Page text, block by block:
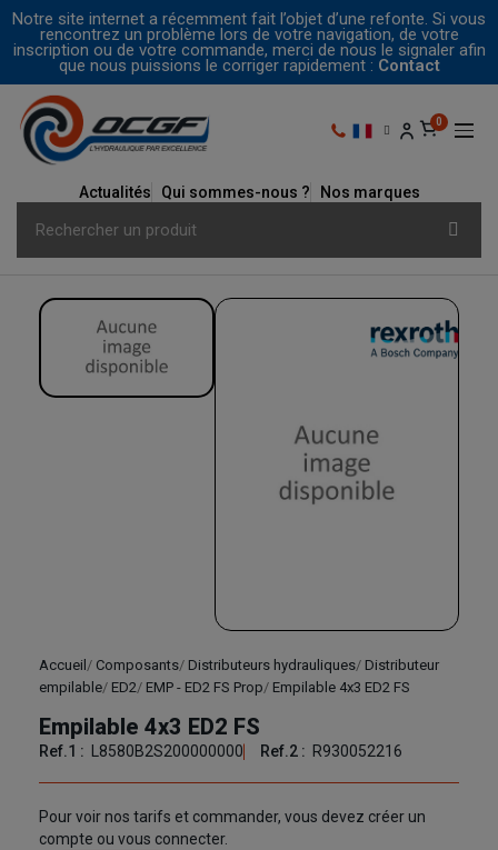
Notre site internet a récemment fait l’objet d’une refonte. Si vous
rencontrez un problème lors de votre navigation, de votre
inscription ou de votre commande, merci de nous le signaler afin
que nous puissions le corriger rapidement : Contact
Actualités Qui sommes-nous ? Nos marques
Accueil Composants Distributeurs hydrauliques Distributeur
empilable ED2 EMP - ED2 FS Prop Empilable 4x3 ED2 FS
Empilable 4x3 ED2 FS
Ref.1 : L8580B2S200000000 Ref.2 : R930052216
Pour voir nos tarifs et commander, vous devez créer un
compte ou vous connecter.